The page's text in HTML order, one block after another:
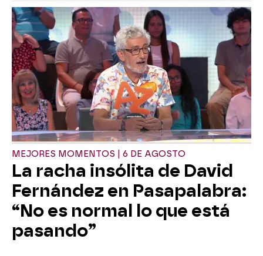
MEJORES MOMENTOS | 6 DE AGOSTO
La racha insólita de David
Fernández en Pasapalabra:
“No es normal lo que está
pasando”